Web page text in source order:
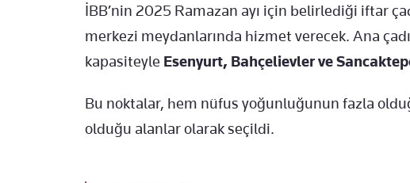
İBB’nin 2025 Ramazan ayı için belirlediği iftar
merkezi meydanlarında hizmet verecek. Ana
kapasiteyle Esenyurt, Bahçelievler ve
Bu noktalar, hem nüfus yoğunluğunun fazla
olduğu alanlar olarak seçildi.